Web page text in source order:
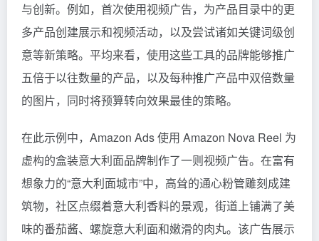
与创新。例如，首次使用视频广告，为产品目录中的更
多产品创建展示和视频活动，以及尝试诸如关键词级创
意等新策略。平均来看，使用这些工具的品牌能够推广
五倍于以往数量的产品，以及每种推广产品中双倍数量
的图片，同时将预算转向效果最佳的策略。
在此示例中，Amazon Ads 使用 Amazon Nova Reel 为
虚构的盒装意大利面品牌制作了一则视频广告。在富有
想象力的“意大利面城市”中，高耸的通心粉管雕刻成建
筑物，社区点缀着意大利香料的景观，街道上铺满了美
味的番茄酱、螺旋意大利面和嫩滑的肉丸。该广告展示